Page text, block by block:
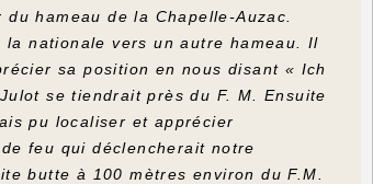
hameau de la Chapelle-Auzac.
nationale vers un autre hameau. Il
sa position en nous disant « Ich
se tiendrait près du F. M. Ensuite
pu localiser et apprécier
feu qui déclencherait notre
butte à 100 mètres environ du F.M.